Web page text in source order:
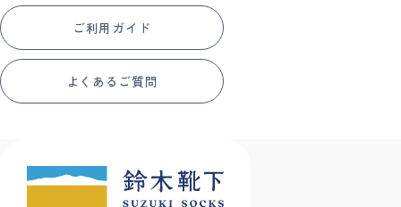
ご利用ガイド
よくあるご質問